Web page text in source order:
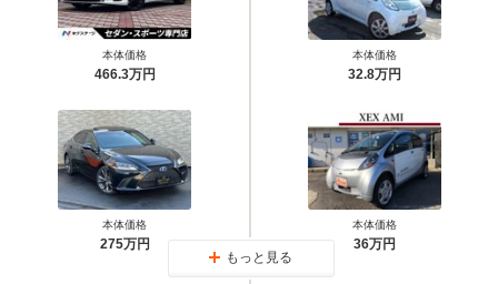
本体価格
466.3万円
本体価格
275万円
本体価格
32.8万円
本体価格
36万円
もっと見る